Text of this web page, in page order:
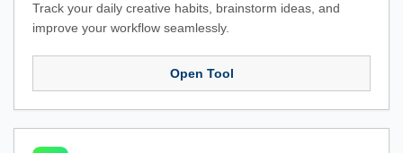
Track your daily creative habits, brainstorm ideas, and
improve your workflow seamlessly.
Open Tool